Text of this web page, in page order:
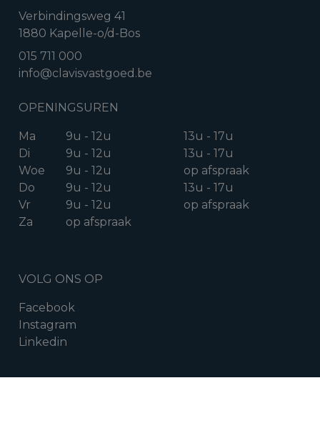
Verbindingsweg 41
1880 Kapelle-o/d-Bos
015 711 000
info@clavisvastgoed.be
OPENINGSUREN
Ma 9u - 12u
13u - 17u
Di
9u - 12u
13u - 17u
Woe
9u - 12u
op afspraak
Do
9u - 12u
13u - 17u
Vr
9u - 12u
op afspraak
Za
op afspraak
VOLG ONS OP
Facebook
Instagram
Linkedin